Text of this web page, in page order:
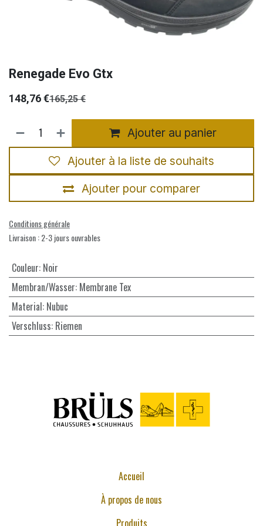
Renegade Evo Gtx
148,76€165,25€
Ajouter au panier
Ajouter pour comparer
Ajouter à la liste de souhaits
Conditions générale
Livraison : 2-3 jours ouvrables
Couleur: Noir
Membran/Wasser: Membrane Tex
Material: Nubuc
Verschluss: Riemen
Accueil
À propos de nous